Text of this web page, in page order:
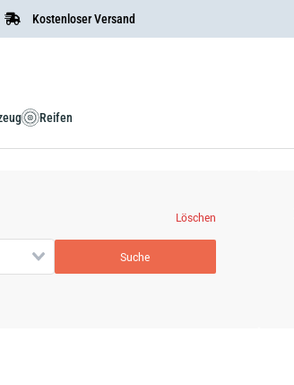
Kostenloser Versand
Reifen
Löschen
Suche